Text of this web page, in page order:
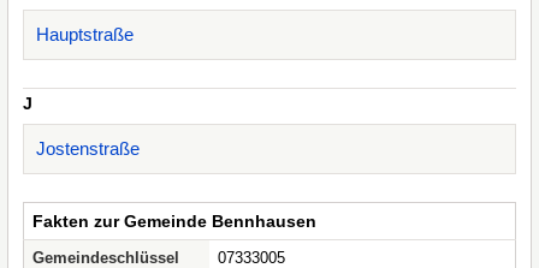
Hauptstraße
J
Jostenstraße
Fakten zur Gemeinde Bennhausen
Gemeindeschlüssel
07333005